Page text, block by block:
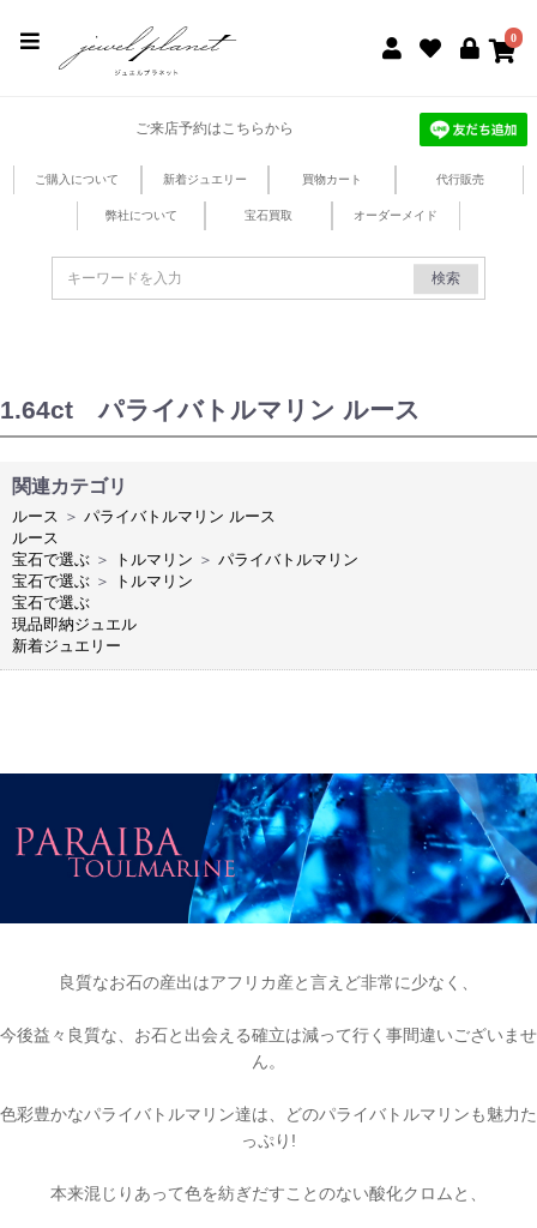
0
ご来店予約はこちらから
ご購入について 新着ジュエリー 買物カート 代行販売
弊社について 宝石買取 オーダーメイド
検索
1.64ct パライバトルマリン ルース
関連カテゴリ
ルース ＞ パライバトルマリン ルース
ルース
宝石で選ぶ ＞ トルマリン ＞ パライバトルマリン
宝石で選ぶ ＞
トルマリン
宝石で選ぶ
現品即納ジュエル
新着ジュエリー
良質なお石の産出はアフリカ産と言えど非常に少なく、
今後益々良質な、お石と出会える確立は減って行く事間違いございませ
ん。
色彩豊かなパライバトルマリン達は、どのパライバトルマリンも魅力た
っぷり!
本来混じりあって色を紡ぎだすことのない酸化クロムと、